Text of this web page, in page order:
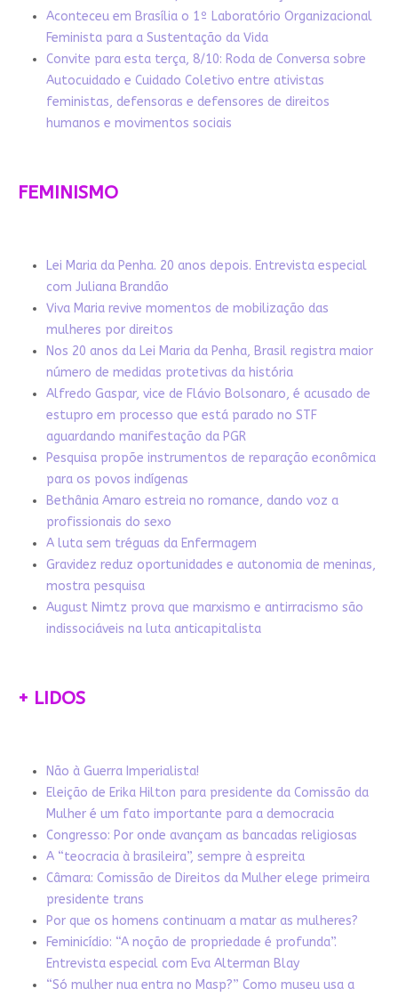
Aconteceu em Brasília o 1º Laboratório Organizacional
Feminista para a Sustentação da Vida
Convite para esta terça, 8/10: Roda de Conversa sobre
Autocuidado e Cuidado Coletivo entre ativistas
feministas, defensoras e defensores de direitos
humanos e movimentos sociais
FEMINISMO
Lei Maria da Penha. 20 anos depois. Entrevista especial
com Juliana Brandão
Viva Maria revive momentos de mobilização das
mulheres por direitos
Nos 20 anos da Lei Maria da Penha, Brasil registra maior
número de medidas protetivas da história
Alfredo Gaspar, vice de Flávio Bolsonaro, é acusado de
estupro em processo que está parado no STF
aguardando manifestação da PGR
Pesquisa propõe instrumentos de reparação econômica
para os povos indígenas
Bethânia Amaro estreia no romance, dando voz a
profissionais do sexo
A luta sem tréguas da Enfermagem
Gravidez reduz oportunidades e autonomia de meninas,
mostra pesquisa
August Nimtz prova que marxismo e antirracismo são
indissociáveis na luta anticapitalista
+ LIDOS
Não à Guerra Imperialista!
Eleição de Erika Hilton para presidente da Comissão da
Mulher é um fato importante para a democracia
Congresso: Por onde avançam as bancadas religiosas
A “teocracia à brasileira”, sempre à espreita
Câmara: Comissão de Direitos da Mulher elege primeira
presidente trans
Por que os homens continuam a matar as mulheres?
Feminicídio: “A noção de propriedade é profunda”.
Entrevista especial com Eva Alterman Blay
“Só mulher nua entra no Masp?” Como museu usa a